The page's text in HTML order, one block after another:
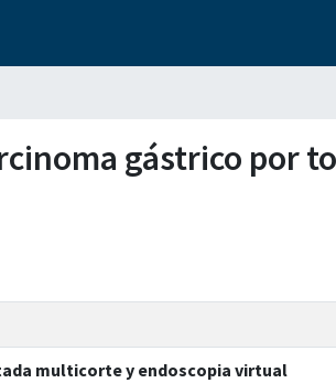
gástrico por
multicorte y endoscopia virtual